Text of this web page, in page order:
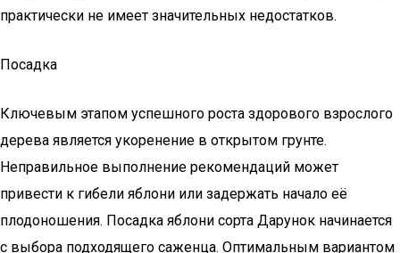
практически не имеет значительных недостатков.
Посадка
Ключевым этапом успешного роста здорового взрослого
дерева является укоренение в открытом грунте.
Неправильное выполнение рекомендаций может
привести к гибели яблони или задержать начало её
плодоношения. Посадка яблони сорта Дарунок начинается
с выбора подходящего саженца. Оптимальным вариантом